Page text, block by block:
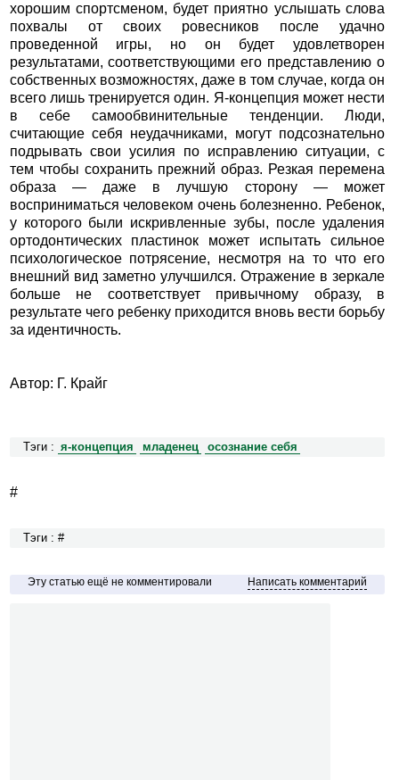
хорошим спортсменом, будет приятно услышать слова
похвалы от своих ровесников после удачно
проведенной игры, но он будет удовлетворен
результатами, соответствующими его представлению о
собственных возможностях, даже в том случае, когда он
всего лишь тренируется один. Я-концепция может нести
в себе самообвинительные тенденции. Люди,
считающие себя неудачниками, могут подсознательно
подрывать свои усилия по исправлению ситуации, с
тем чтобы сохранить прежний образ. Резкая перемена
образа — даже в лучшую сторону — может
восприниматься человеком очень болезненно. Ребенок,
у которого были искривленные зубы, после удаления
ортодонтических пластинок может испытать сильное
психологическое потрясение, несмотря на то что его
внешний вид заметно улучшился. Отражение в зеркале
больше не соответствует привычному образу, в
результате чего ребенку приходится вновь вести борьбу
за идентичность.
Автор: Г. Крайг
Тэги : я-концепция младенец осознание себя
#
Тэги : #
Эту статью ещё не комментировали Написать комментарий